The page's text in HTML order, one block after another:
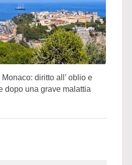
diritto all’ oblio e
dopo una grave malattia